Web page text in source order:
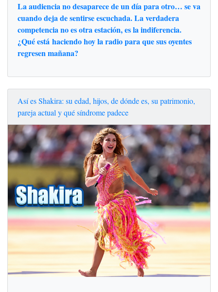
La audiencia no desaparece de un día para otro… se va
cuando deja de sentirse escuchada. La verdadera
competencia no es otra estación, es la indiferencia.
¿Qué está haciendo hoy la radio para que sus oyentes
regresen mañana?
Así es Shakira: su edad, hijos, de dónde es, su patrimonio,
pareja actual y qué síndrome padece